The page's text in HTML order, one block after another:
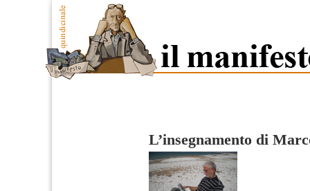
L’insegnamento di